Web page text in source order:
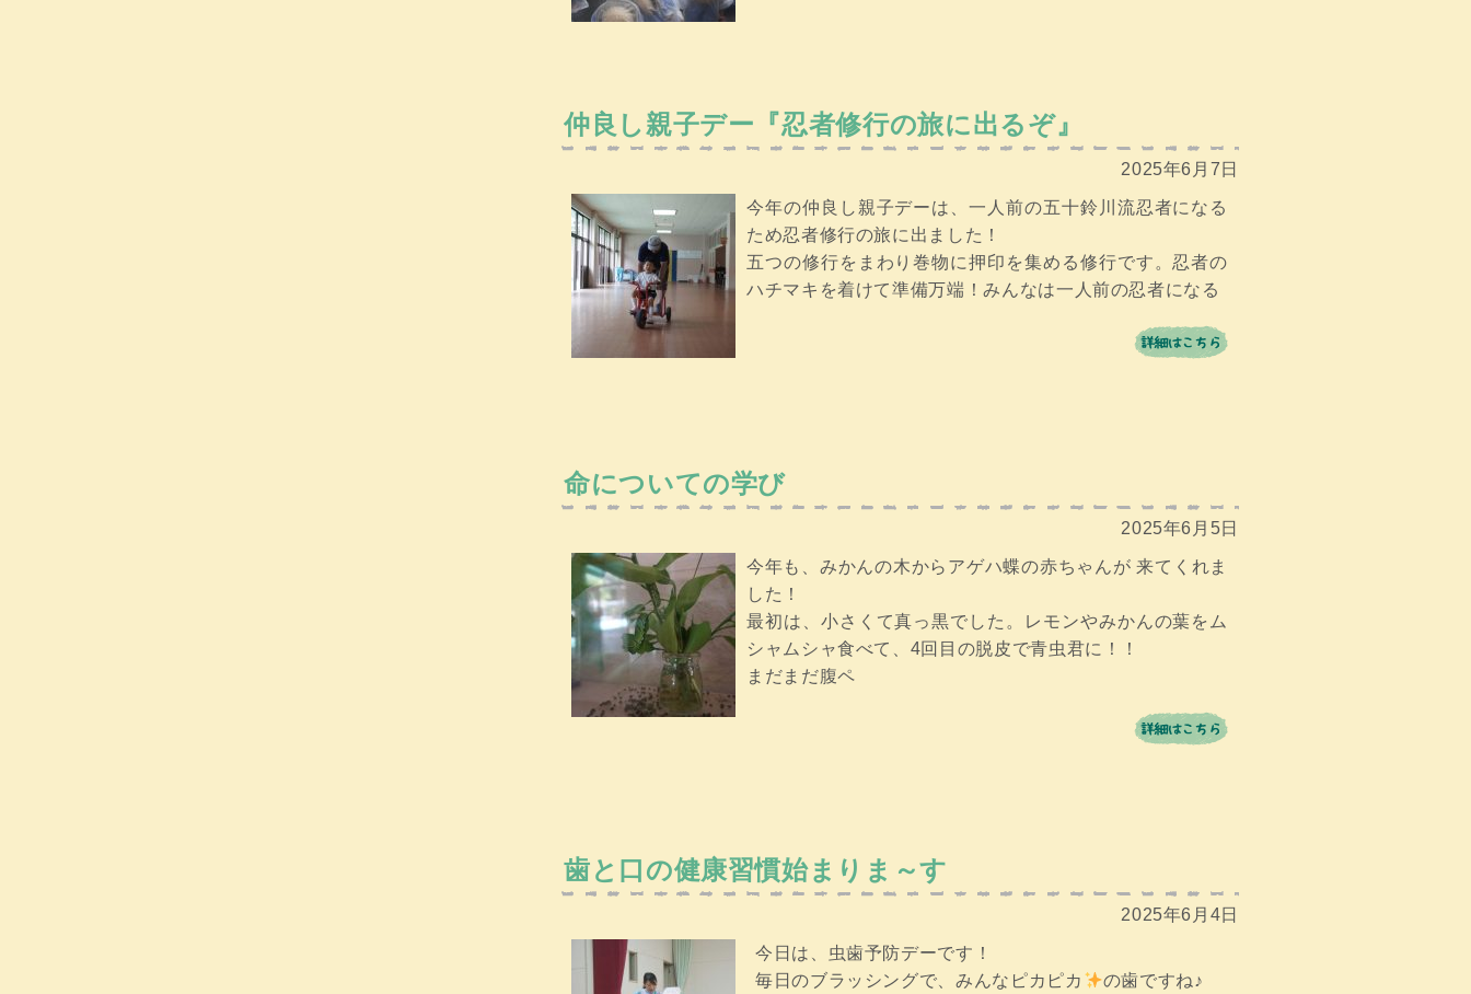
仲良し親子デー『忍者修行の旅に出るぞ』
2025年6月7日
今年の仲良し親子デーは、一人前の五十鈴川流忍者になる
ため忍者修行の旅に出ました！
五つの修行をまわり巻物に押印を集める修行です。忍者の
ハチマキを着けて準備万端！みんなは一人前の忍者になる
命についての学び
2025年6月5日
今年も、みかんの木からアゲハ蝶の赤ちゃんが 来てくれま
した！
最初は、小さくて真っ黒でした。レモンやみかんの葉をム
シャムシャ食べて、4回目の脱皮で青虫君に！！
まだまだ腹ペ
歯と口の健康習慣始まりま～す
2025年6月4日
今日は、虫歯予防デーです！
毎日のブラッシングで、みんなピカピカ
の歯ですね♪